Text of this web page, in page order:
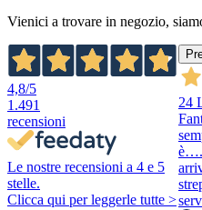
Vienici a trovare in negozio,
4,8/5
1.491
recensioni
Le nostre recensioni a 4 e 5
stelle.
Clicca qui per leggerle tutte >
24